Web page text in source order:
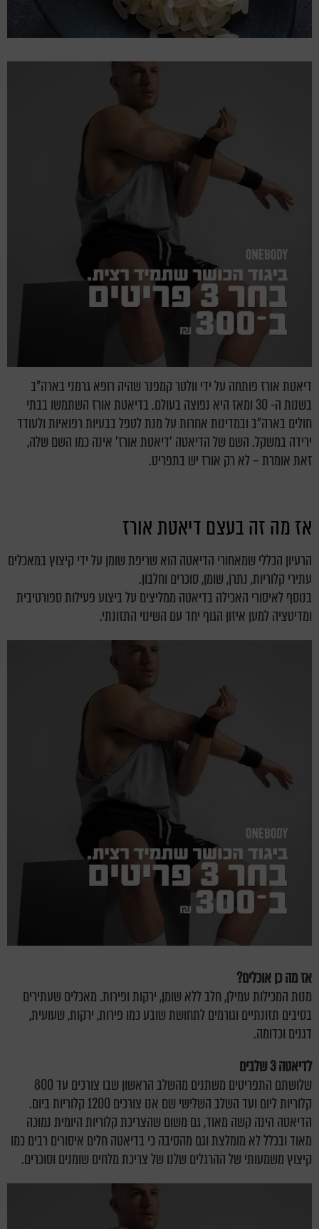
דיאטת אורז פותחה על ידי וולטר קמפנר שהיה רופא גרמני בארה"ב
בשנות ה- 30 ומאז היא נפוצה בעולם. בדיאטת אורז השתמשו בבתי
חולים בארה"ב ובמדינות אחרות על מנת לטפל בבעיות רפואיות ולעודד
ירידה במשקל. השם של הדיאטה 'דיאטת אורז' אינה כמו השם שלה,
זאת אומרת – לא רק אורז יש בתפריט.
אז מה זה בעצם דיאטת אורז
הרעיון הכללי שמאחורי הדיאטה הוא שריפת שומן על ידי קיצוץ במאכלים
עתירי קלוריות, נתרן, שומן, סוכרים וחלבון.
בנוסף לאיסורי האכילה בדיאטה ממליצים על ביצוע פעילות ספורטיבית
ומדיטציה למען איזון הגוף יחד עם השינוי התזונתי.
אז מה כן אוכלים?
מנות המכילות עמילן, חלב ללא שומן, ירקות ופירות. מאכלים שעתירים
בסיבים תזונתיים וגורמים לתחושת שובע כמו פירות, ירקות, שעועית,
דגנים וכדומה.
לדיאטה 3 שלבים
שלושתם התפריטים משתנים מהשלב הראשון שבו צורכים עד 800
קלוריות ליום ועד השלב השלישי שם אנו צורכים 1200 קלוריות ביום.
הדיאטה הינה קשה מאוד, גם משום שהצריכת קלוריות היומית נמוכה
מאוד ובכלל לא מומלצת וגם מהסיבה כי בדיאטה חלים איסורים רבים כמו
קיצוץ משמעותי של ההרגלים שלנו של צריכת מלחים שומנים וסוכרים.